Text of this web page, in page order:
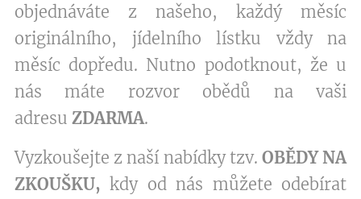
objednáváte z našeho, každý měsíc
originálního, jídelního lístku vždy na
měsíc dopředu. Nutno podotknout, že u
nás máte rozvor obědů na vaši
adresu ZDARMA.
Vyzkoušejte z naší nabídky tzv. OBĚDY NA
ZKOUŠKU,kdy od nás můžete odebírat